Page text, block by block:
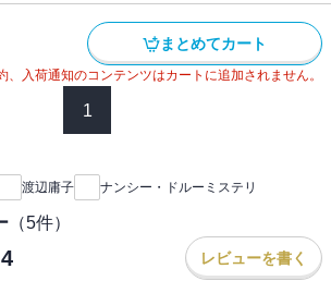
まとめてカート
入荷通知のコンテンツはカートに追加されません。
1
渡辺庸子 ナンシー・ドルーミステリ
（5件）
レビューを書く